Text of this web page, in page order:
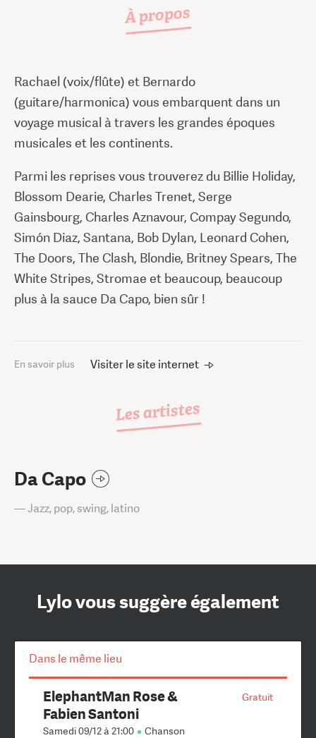
À propos
Rachael (voix/flûte) et Bernardo
(guitare/harmonica) vous embarquent dans un
voyage musical à travers les grandes époques
musicales et les continents.
Parmi les reprises vous trouverez du Billie Holiday,
Blossom Dearie, Charles Trenet, Serge
Gainsbourg, Charles Aznavour, Compay Segundo,
Simón Diaz, Santana, Bob Dylan, Leonard Cohen,
The Doors, The Clash, Blondie, Britney Spears, The
White Stripes, Stromae et beaucoup, beaucoup
plus à la sauce Da Capo, bien sûr !
En savoir plus Visiter le site internet
Les artistes
Da Capo
— Jazz, pop, swing, latino
Lylo vous suggère également
Dans le même lieu
Gratuit
ElephantMan Rose &
Fabien Santoni
Samedi 09/12 à 21:00 Chanson